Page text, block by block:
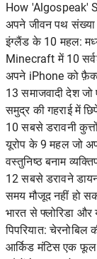
How 'Algospeak'
अपने जीवन पथ संख्या
इंग्लैंड के 10 महल:
Minecraft में 10
अपने iPhone को
13 समाजवादी देश
समुद्र की गहराई में
10 सबसे डरावनी
यूरोप के 9 महल जो
वस्तुनिष्ठ बनाम
12 सबसे डरावने
समय मौजूद नहीं हो
भारत से फ्लोरिडा और
पिपरियात: चेरनोबिल
आर्किड मंटिस एक